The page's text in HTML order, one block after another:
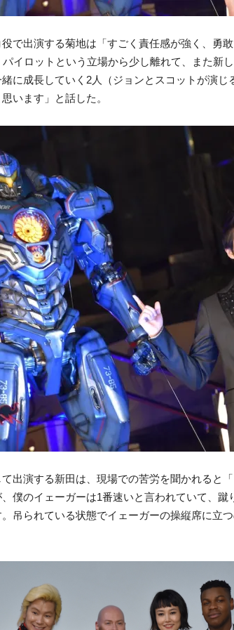
で出演する菊地は「すごく責任感が強く、勇
イロットという立場から少し離れて、また新
に成長していく2人（ジョンとスコットが演じ
います」と話した。
出演する新田は、現場での苦労を聞かれると
僕のイェーガーは1番速いと言われていて、蹴
吊られている状態でイェーガーの操縦席に立